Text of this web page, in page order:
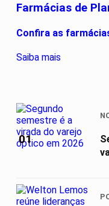
Farmácias de
Confira as
Saiba mais
01